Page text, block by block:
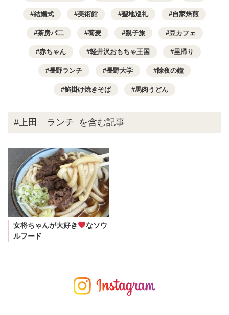
結婚式 美術館 聖地巡礼 自家焙煎
茶房パ二 蕎麦 親子旅 豆カフェ
赤ちゃん 軽井沢おもちゃ王国 里帰り
長野ランチ 長野大学 除夜の鐘
餡掛け焼きそば 馬肉うどん
#上田 ランチ を含む記事
女将ちゃんが大好き
なソウ
ルフード